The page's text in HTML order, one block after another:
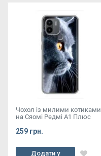
Чохол із милими котиками
на Сяомі Редмі А1 Плюс
259 грн.
Додати у